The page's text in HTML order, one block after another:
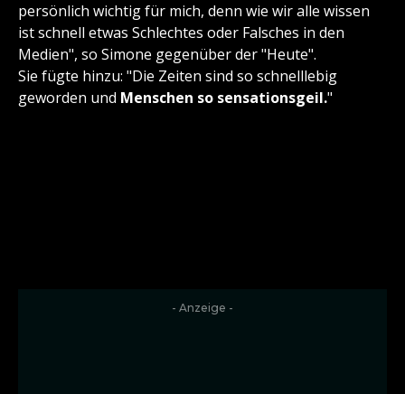
persönlich wichtig für mich, denn wie wir alle wissen
ist schnell etwas Schlechtes oder Falsches in den
Medien", so Simone gegenüber der "Heute".
Sie fügte hinzu: "Die Zeiten sind so schnelllebig
geworden und Menschen so sensationsgeil."
- Anzeige -